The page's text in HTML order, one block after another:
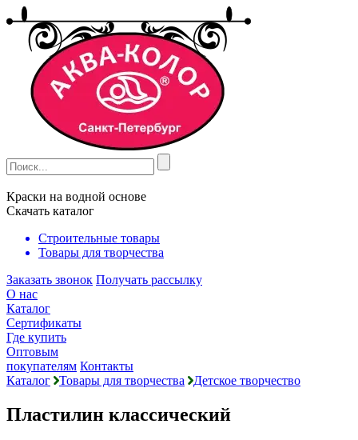
Краски на водной основе
Скачать каталог
Строительные товары
Товары для творчества
Заказать звонок Получать рассылку
О нас
Каталог
Сертификаты
Где купить
Оптовым
покупателям Контакты
Каталог
Товары для творчества Детское творчество
Пластилин классический